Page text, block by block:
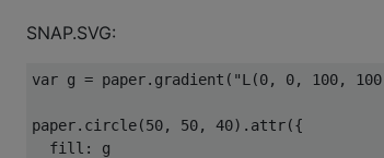
SNAP.SVG:
var g = paper.gradient( "L(0, 0, 100,
paper.circle(50, 50, 40).attr({
fill : g